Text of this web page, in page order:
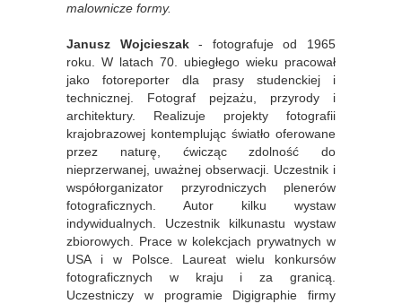
malownicze formy.
Janusz Wojcieszak- fotografuje od 1965
roku. W latach 70. ubiegłego wieku pracował
jako fotoreporter dla prasy studenckiej i
technicznej. Fotograf pejzażu, przyrody i
architektury. Realizuje projekty fotografii
krajobrazowej kontemplując światło oferowane
przez naturę, ćwicząc zdolność do
nieprzerwanej, uważnej obserwacji. Uczestnik i
współorganizator przyrodniczych plenerów
fotograficznych. Autor kilku wystaw
indywidualnych. Uczestnik kilkunastu wystaw
zbiorowych. Prace w kolekcjach prywatnych w
USA i w Polsce. Laureat wielu konkursów
fotograficznych w kraju i za granicą.
Uczestniczy w programie Digigraphie firmy